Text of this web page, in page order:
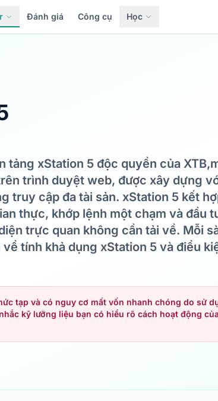
Đánh giá Công cụ Học
tảng xStation 5 độc quyền của
trình duyệt web, được xây dựng
truy cập đa tài sản. xStation 5 kết
thực, khớp lệnh một chạm và đầu
trực quan không cần tải về. Mỗi
tính khả dụng xStation 5 và điều
tạp và có nguy cơ mất vốn nhanh chóng do sử
kỹ lưỡng liệu bạn có hiểu rõ cách hoạt động